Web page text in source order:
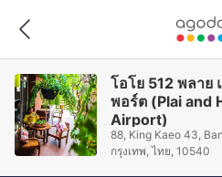
โอโย 512 พลาย
พอร์ต (Plai and
Airport)
88, King Kaeo 43,
กรุงเทพ, ไทย, 10540